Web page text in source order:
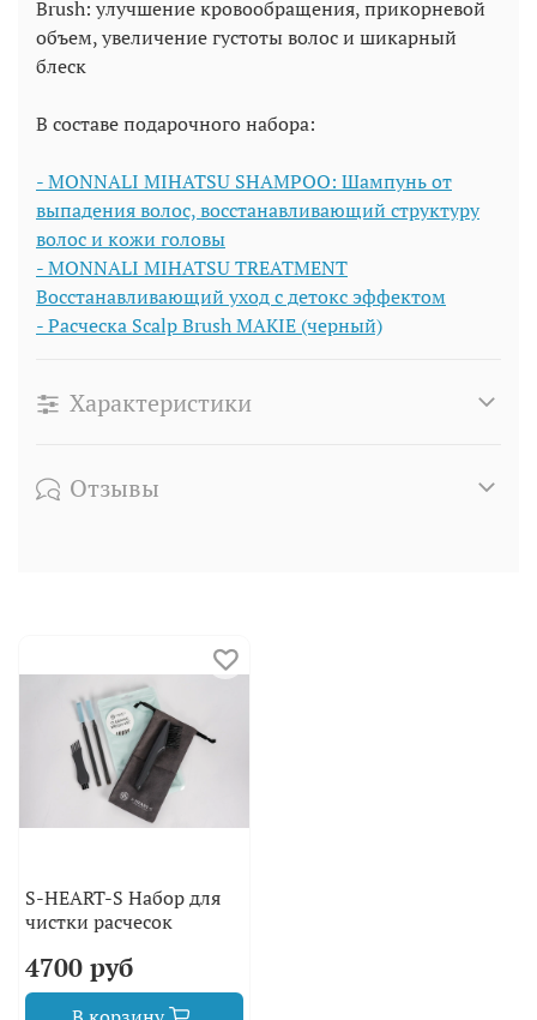
Brush: улучшение кровообращения, прикорневой
объем, увеличение густоты волос и шикарный
блеск
В составе подарочного набора:
-MONNALI MIHATSU SHAMPOO: Шампунь от
выпадения волос, восстанавливающий структуру
волос и кожи головы
-MONNALI MIHATSU TREATMENT
Восстанавливающий уход с детокс эффектом
-Расческа Scalp Brush MAKIE (черный)
Характеристики
Отзывы
S-HEART-S Набор для
чистки расчесок
4700 руб